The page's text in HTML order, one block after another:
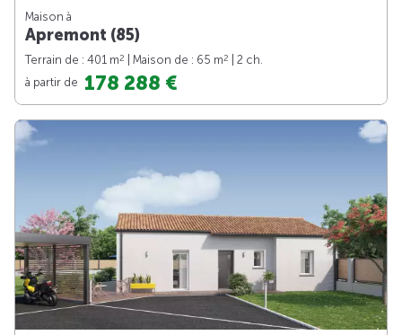
Maison à
Apremont (85)
Terrain de : 401 m2 | Maison de : 65 m2
| 2 ch.
à partir de 178 288 €